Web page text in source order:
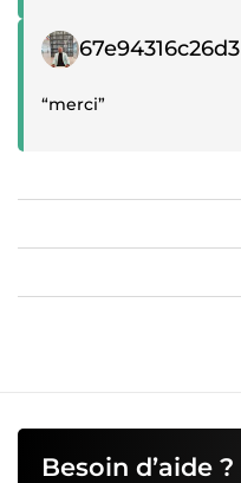
Témoignage positif
67e94316c26d3
“merci”
Besoin d’aide ?